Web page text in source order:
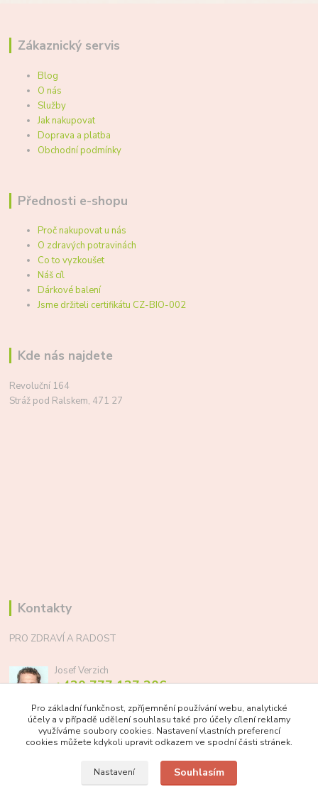
Zákaznický servis
Blog
O nás
Služby
Jak nakupovat
Doprava a platba
Obchodní podmínky
Přednosti e-shopu
Proč nakupovat u nás
O zdravých potravinách
Co to vyzkoušet
Náš cíl
Dárkové balení
Jsme držiteli certifikátu CZ-BIO-002
Kde nás najdete
Revoluční 164
Stráž pod Ralskem, 471 27
Kontakty
PRO ZDRAVÍ A RADOST
Josef Verzich
+420 777 137 206
info@prozdraviaradost.cz
Pro základní funkčnost, zpříjemnění používání webu, analytické
účely a v případě udělení souhlasu také pro účely cílení reklamy
využíváme soubory cookies. Nastavení vlastních preferencí
cookies můžete kdykoli upravit odkazem ve spodní části stránek.
Nastavení Souhlasím